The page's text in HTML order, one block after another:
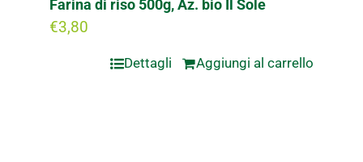
Farina di riso 500g, Az. bio Il Sole
€3,80
Aggiungi al carrello
Dettagli